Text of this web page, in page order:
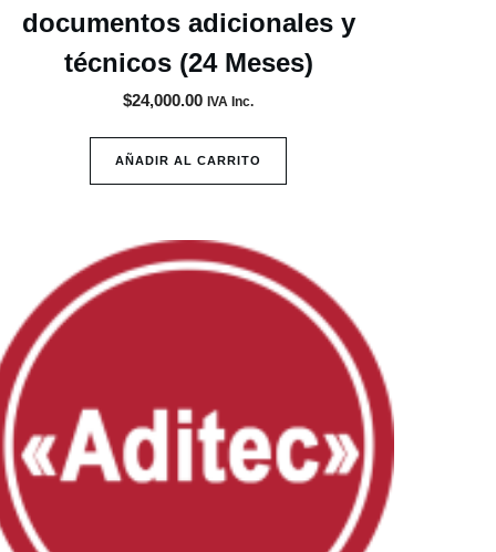
documentos adicionales y
técnicos (24 Meses)
$24,000.00 IVA Inc.
AÑADIR AL CARRITO